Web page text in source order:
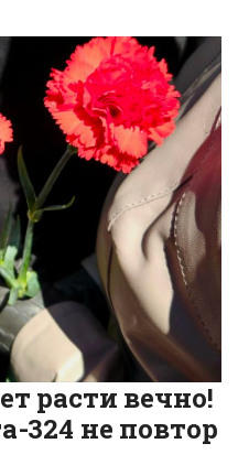
расти вечно!
324 не повтор